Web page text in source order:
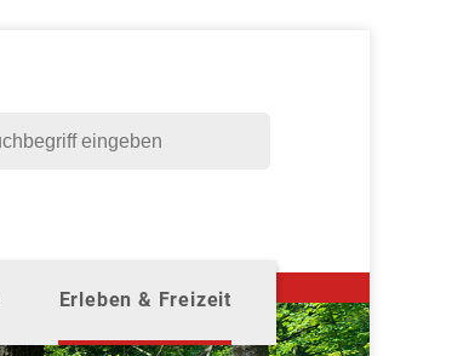
Erleben & Freizeit